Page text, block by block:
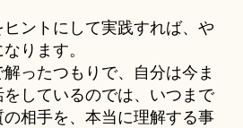
ントにして実践すれば、や
ります。
ったつもりで、自分は今ま
しているのでは、いつまで
相手を、本当に理解する事